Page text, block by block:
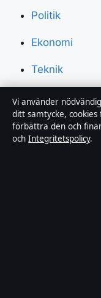
Politik
Ekonomi
Teknik
Världen
Sport
Vi använder
ditt samtycke,
förbättra den och
och Integritetspolicy.